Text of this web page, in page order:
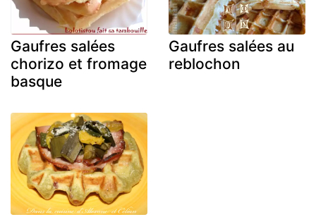
Gaufres salées
chorizo et fromage
basque
Gaufres salées au
reblochon